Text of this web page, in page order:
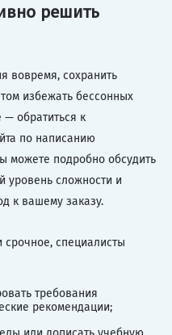
решить
вовремя, сохранить
избежать бессонных
обратиться к
по написанию
можете подробно обсудить
уровень сложности и
к вашему заказу.
специалисты
требования
рекомендации;